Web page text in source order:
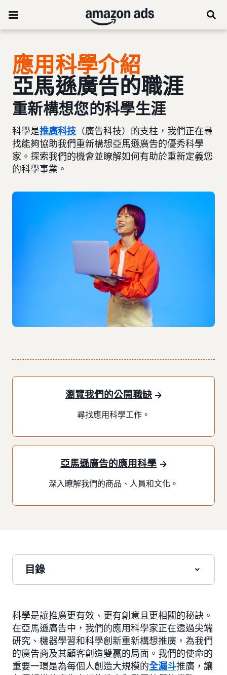
應用科學介紹
亞馬遜廣告的職涯
重新構想您的科學生涯
科學是推廣科技 （廣告科技）的支柱，我們正在尋
找能夠協助我們重新構想亞馬遜廣告的優秀科學
家。探索我們的機會並瞭解如何有助於重新定義您
的科學事業。
瀏覽我們的公開職缺
尋找應用科學工作。
亞馬遜廣告的應用科學
深入瞭解我們的商品、人員和文化。
目錄
科學是讓推廣更有效、更有創意且更相關的秘訣。
在亞馬遜廣告中，我們的應用科學家正在透過尖端
研究、機器學習和科學創新重新構想推廣，為我們
的廣告商及其顧客創造雙贏的局面。我們的使命的
重要一環是為每個人創造大規模的全漏斗推廣，讓